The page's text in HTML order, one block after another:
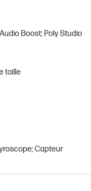
Boost; Poly Studio
taille
Capteur